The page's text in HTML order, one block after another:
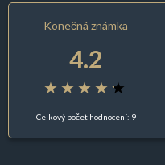
Konečná známka
4.2
Celkový počet hodnocení: 9